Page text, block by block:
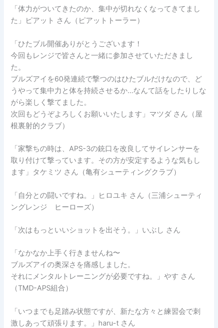
「体力がついてきたのか、集中が切れなくなってきてまし
た」ピアット さん（ピアットトーラー）
「ひたブル開催ありがとうございます！
今回もレンジで皆さんと一緒に参加させていただきまし
た。
ブルズアイを60発連続で撃つのはひたブルだけなので、ど
うやって集中力と体を持続させるか…なんて話をしたりしな
がら楽しく撃てました。
次回もどうぞよろしくお願いいたします」マツダ さん（屋
根裏射的クラブ）
「家撃ちの時は、APS-3の銃口を改良してサイレンサーを
取り付けて撃っています。その方が安定するような気もし
ます」タケミツ さん（亀有シューティングクラブ）
「自分との闘いですね。」ヒロユキ さん（三浦シューティ
ングレンジ ヒーローズ）
「次はもっといいショットを出そう。」いぶし さん
「なかなか上手く行きませんね〜
ブルズアイの奥深さを痛感しました。
それにメンタルトレーニングが必要ですね。」やす さん
（TMD-APS組合）
「いつまでも足踏み状態ですが、新たな方々と練習会で刺
激しあって頑張ります。」haru-t さん